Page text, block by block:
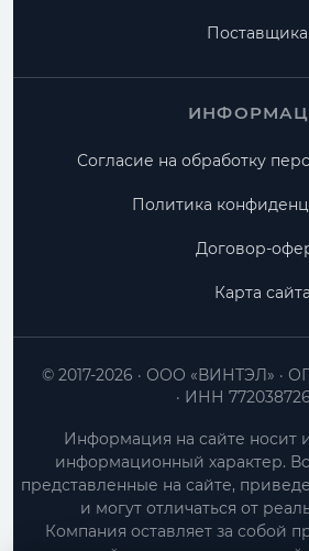
Согласие на обработку
Политика
Договор-
Карта сайта
ООО «ВИНТЭЛ»
ИНН
© 2017-2026
Информация на сайте носит
информационный характер.
представленные на сайте,
и могут отличаться от
Компания оставляет за собой